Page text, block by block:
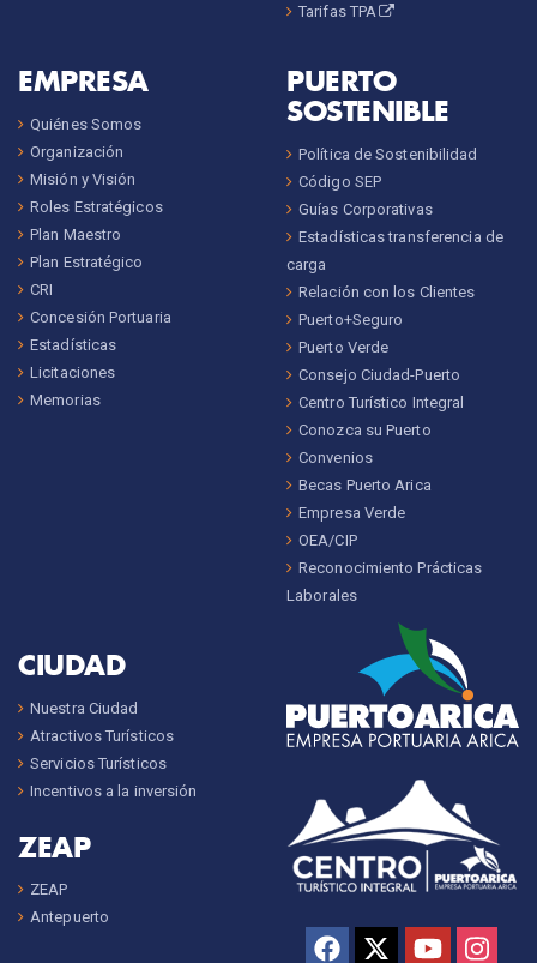
Tarifas TPA
EMPRESA
Quiénes Somos
Organización
Misión y Visión
Roles Estratégicos
Plan Maestro
Plan Estratégico
CRI
Concesión Portuaria
Estadísticas
Licitaciones
Memorias
PUERTO
SOSTENIBLE
Política de Sostenibilidad
Código SEP
Guías Corporativas
Estadísticas transferencia de
carga
Relación con los Clientes
Puerto+Seguro
Puerto Verde
Consejo Ciudad-Puerto
Centro Turístico Integral
Conozca su Puerto
Convenios
Becas Puerto Arica
Empresa Verde
OEA/CIP
Reconocimiento Prácticas
Laborales
CIUDAD
Nuestra Ciudad
Atractivos Turísticos
Servicios Turísticos
Incentivos a la inversión
ZEAP
ZEAP
Antepuerto